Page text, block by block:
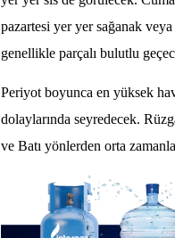
pazartesi yer yer sağanak
genellikle parçalı bulutlu
Periyot boyunca en yüksek
dolaylarında seyredecek.
ve Batı yönlerden orta